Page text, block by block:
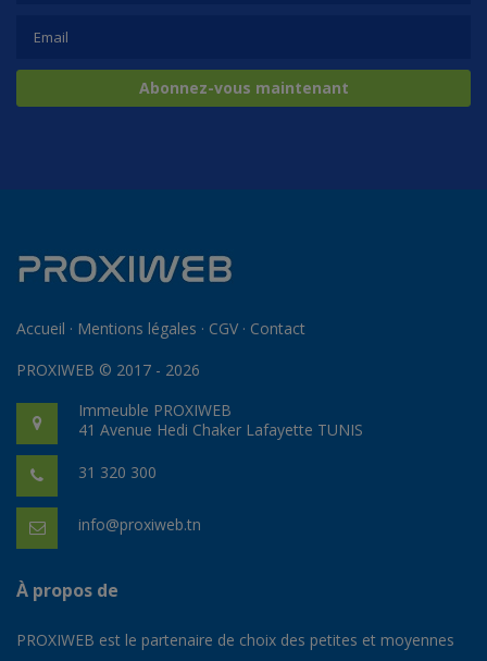
Abonnez-vous maintenant
Accueil · Mentions légales · CGV · Contact
PROXIWEB © 2017 - 2026
Immeuble PROXIWEB
41 Avenue Hedi Chaker Lafayette TUNIS
31 320 300
info@proxiweb.tn
À propos de
PROXIWEB est le partenaire de choix des petites et moyennes